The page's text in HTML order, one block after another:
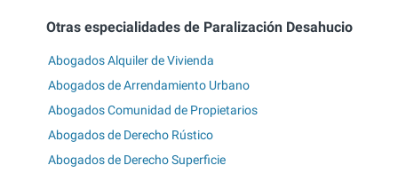
Otras especialidades de Paralización Desahucio
Abogados Alquiler de Vivienda
Abogados de Arrendamiento Urbano
Abogados Comunidad de Propietarios
Abogados de Derecho Rústico
Abogados de Derecho Superficie